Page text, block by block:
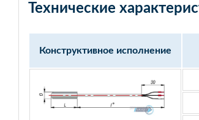
Технические
Конструктивное исполнение